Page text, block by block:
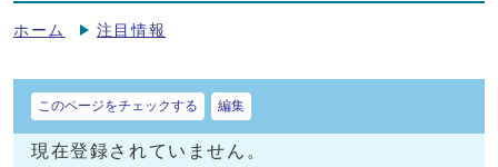
ホーム 注目情報
このページをチェックする 編集
現在登録されていません。